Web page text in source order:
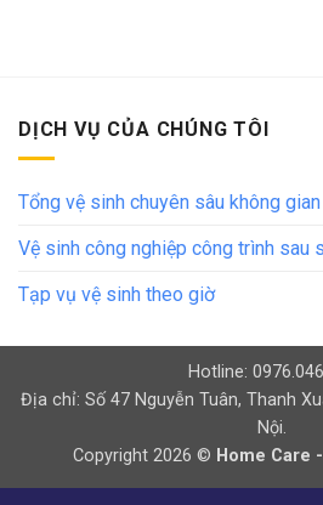
DỊCH VỤ CỦA CHÚNG TÔI
Tổng vệ sinh chuyên sâu không
Vệ sinh công nghiệp công trình sau
Tạp vụ vệ sinh theo giờ
Hotline:
Địa chỉ: Số 47 Nguyễn Tuân, Thanh
Nội.
Copyright 2026 © Home Care